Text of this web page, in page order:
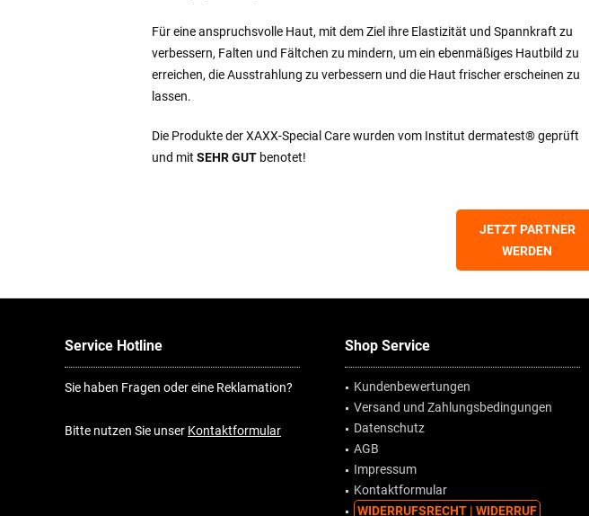
Für eine anspruchsvolle Haut, mit dem Ziel ihre Elastizität und Spannkraft zu
verbessern, Falten und Fältchen zu mindern, um ein ebenmäßiges Hautbild zu
erreichen, die Ausstrahlung zu verbessern und die Haut frischer erscheinen zu
lassen.
Die Produkte der XAXX-Special Care wurden vom Institut dermatest® geprüft
und mitSEHR GUT benotet!
JETZT PARTNER
WERDEN
Service Hotline
Sie haben Fragen oder eine Reklamation?
Bitte nutzen Sie unser Kontaktformular
Shop Service
Kundenbewertungen
Versand und Zahlungsbedingungen
Datenschutz
AGB
Impressum
Kontaktformular
WIDERRUFSRECHT | WIDERRUF